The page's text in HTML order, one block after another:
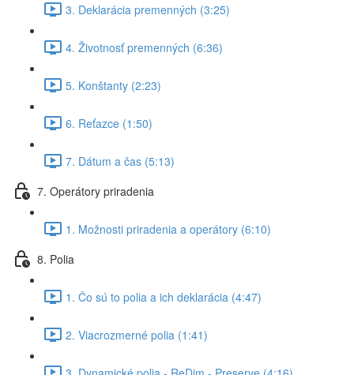
3. Deklarácia premenných (3:25)
4. Životnosť premenných (6:36)
5. Konštanty (2:23)
6. Reťazce (1:50)
7. Dátum a čas (5:13)
7. Operátory priradenia
1. Možnosti priradenia a operátory (6:10)
8. Polia
1. Čo sú to polia a ich deklarácia (4:47)
2. Viacrozmerné polia (1:41)